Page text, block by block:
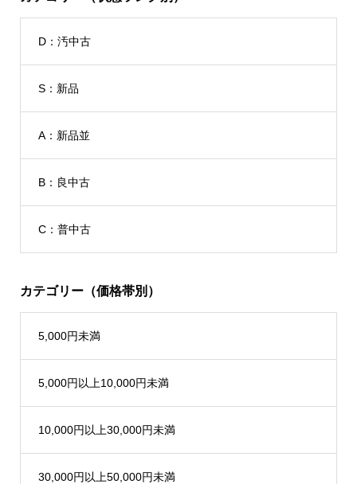
D：汚中古
S：新品
A：新品並
B：良中古
C：普中古
カテゴリー（価格帯別）
5,000円未満
5,000円以上10,000円未満
10,000円以上30,000円未満
30,000円以上50,000円未満